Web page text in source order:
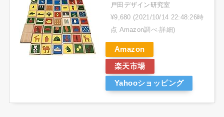
戸田デザイン研究室
¥9,680 (2021/10/14 22:48:26時
点 Amazon調べ-詳細)
Amazon
楽天市場
Yahooショッピング